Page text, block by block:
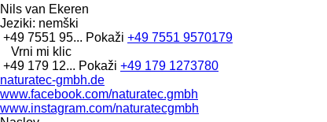
Nils van Ekeren
Jeziki: nemški
+49 7551 95... Pokaži +49 7551 9570179
Vrni mi klic
+49 179 12... Pokaži +49 179 1273780
naturatec-gmbh.de
www.facebook.com/naturatec.gmbh
www.instagram.com/naturatecgmbh